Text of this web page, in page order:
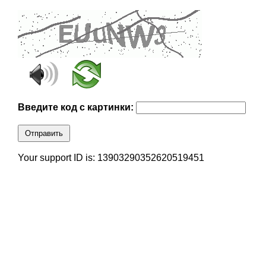
Введите код с картинки:
Отправить
Your support ID is: 13903290352620519451